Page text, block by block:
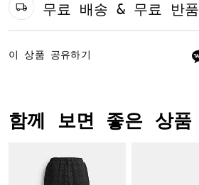
무료 배송 & 무료 반품
이 상품 공유하기
함께 보면 좋은 상품